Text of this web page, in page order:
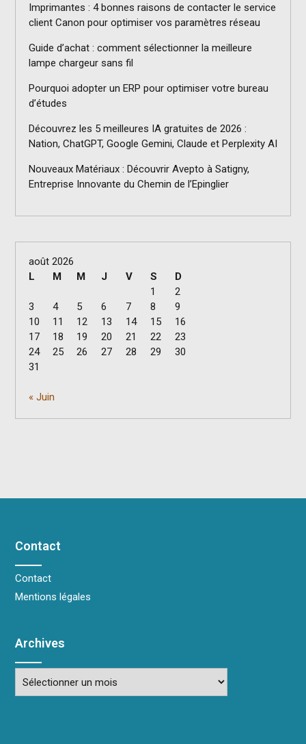
Imprimantes : 4 bonnes raisons de contacter le service
client Canon pour optimiser vos paramètres réseau
Guide d’achat : comment sélectionner la meilleure
lampe chargeur sans fil
Pourquoi adopter un ERP pour optimiser votre bureau
d’études
Découvrez les 5 meilleures IA gratuites de 2026 :
Nation, ChatGPT, Google Gemini, Claude et Perplexity AI
Nouveaux Matériaux : Découvrir Avepto à Satigny,
Entreprise Innovante du Chemin de l’Epinglier
août 2026
L
M M J V S
D
1
2
3
4 5 6 7 8
9
10
11 12 13 14 15
16
17
18 19 20 21 22
23
24
25 26 27 28 29
30
31
« Juin
Contact
Contact
Mentions légales
Archives